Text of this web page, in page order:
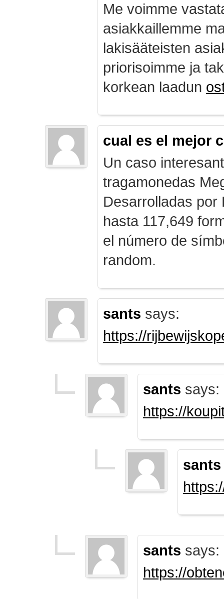
Me voimme
asiakkaillemme
lakisääteisten
priorisoimme ja
korkean laadun
cual es el mejor
Un caso
tragamonedas
Desarrolladas por
hasta 117,649
el número de
random.
sants says:
https://
sants says:
https://
sants
sants says:
https://